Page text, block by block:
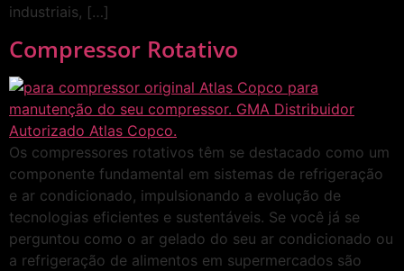
industriais, […]
Compressor Rotativo
Os compressores rotativos têm se destacado como um
componente fundamental em sistemas de refrigeração
e ar condicionado, impulsionando a evolução de
tecnologias eficientes e sustentáveis. Se você já se
perguntou como o ar gelado do seu ar condicionado ou
a refrigeração de alimentos em supermercados são